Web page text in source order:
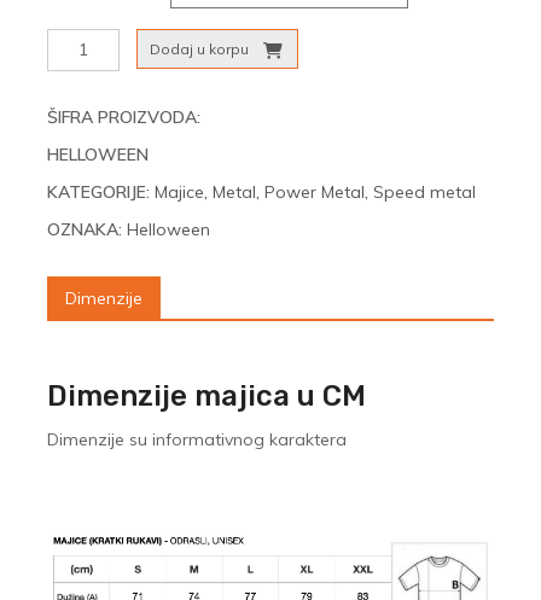
Helloween
-
Out
Hell
količina
Dodaj u korpu
ŠIFRA PROIZVODA:
HELLOWEEN
KATEGORIJE: Majice, Metal, Power Metal, Speed metal
OZNAKA: Helloween
Dimenzije
Dimenzije majica u CM
Dimenzije su informativnog karaktera